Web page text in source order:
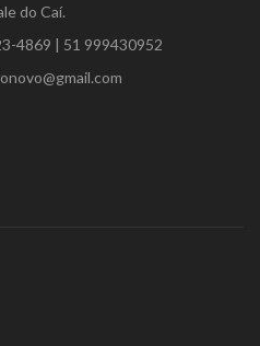
do Caí.
4869 | 51 999430952